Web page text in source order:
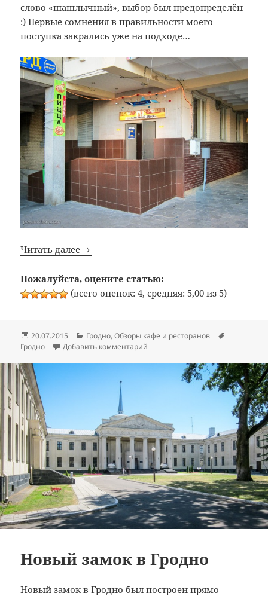
слово «шашлычный», выбор был предопределён
:) Первые сомнения в правильности моего
поступка закрались уже на подходе…
Читать далее Bon Appetit: №289: Кафе «Шашлычный
Пожалуйста, оцените статью:
(всего оценок: 4, средняя: 5,00 из 5)
Опубликовано
20.07.2015 Рубрики
Гродно,Обзоры кафе и ресторанов
Гродно
Добавить комментарий
Новый замок в Гродно
Новый замок в Гродно был построен прямо